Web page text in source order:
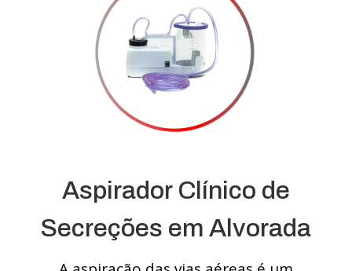
Aspirador Clínico de
Secreções em Alvorada